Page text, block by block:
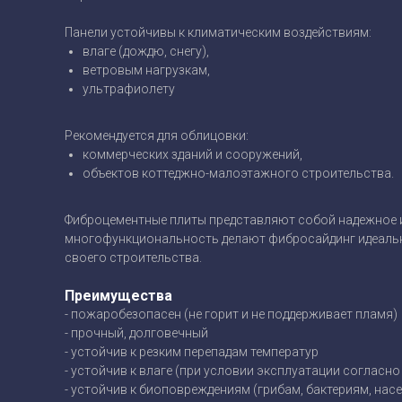
Панели устойчивы к климатическим воздействиям:
влаге (дождю, снегу),
ветровым нагрузкам,
ультрафиолету
Рекомендуется для облицовки:
коммерческих зданий и сооружений,
объектов коттеджно-малоэтажного строительства.
Фиброцементные плиты представляют собой
многофункциональность делают фибросайдинг
своего строительства.
Преимущества
- пожаробезопасен (не горит и не поддерживает пламя)
- прочный, долговечный
- устойчив к резким перепадам температур
- устойчив к влаге (при условии эксплуатации
- устойчив к биоповреждениям (грибам, бактериям,